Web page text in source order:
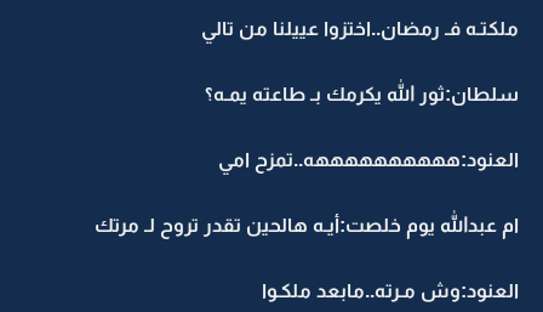
ملكتـه فـ رمضان..اختزوا عييلنا من تالي
سلطان:ثور الله يكرمك بـ طاعته يمـه؟
العنود:ههههههههههه..تمزح امي
ام عبدالله يوم خلصت:أيـه هالحين تقدر تروح لـ مرتك
العنود:وش مـرته..مابعد ملكـوا